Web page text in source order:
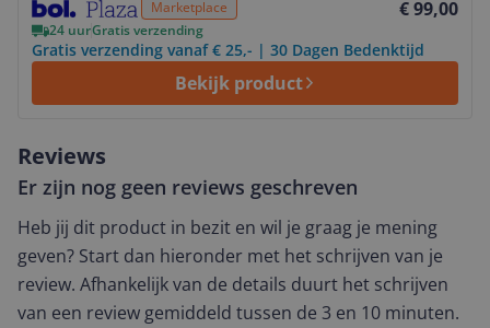
Marketplace € 99,00
24 uurGratis verzending
Gratis verzending vanaf € 25,- | 30 Dagen Bedenktijd
Bekijk product
Reviews
Er zijn nog geen reviews geschreven
Heb jij dit product in bezit en wil je graag je mening
geven? Start dan hieronder met het schrijven van je
review. Afhankelijk van de details duurt het schrijven
van een review gemiddeld tussen de 3 en 10 minuten.